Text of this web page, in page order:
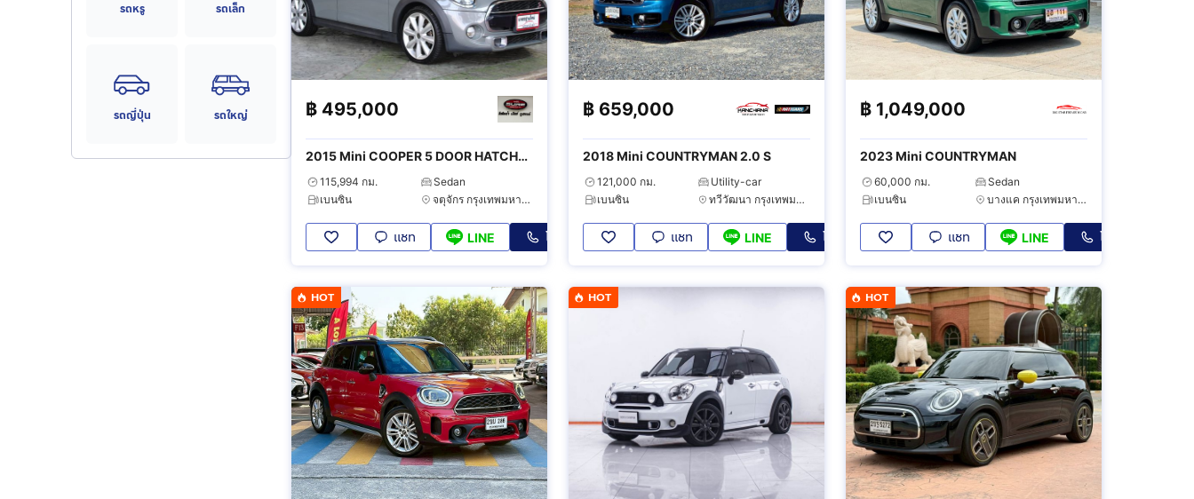
รถหรู รถเล็ก
รถญี่ปุ่น รถใหญ่ ฿ 495,000
2015 Mini COOPER 5 DOOR HATCH
2.0 S
115,994 กม.
Sedan
เบนซิน
จตุจักร กรุงเทพมหานคร
แชท LINE โทร
฿ 659,000
2018 Mini COUNTRYMAN 2.0 S
121,000 กม.
Utility-car
เบนซิน
ทวีวัฒนา กรุงเทพมหานคร
แชท LINE โทร
฿ 1,049,000
2023 Mini COUNTRYMAN
60,000 กม.
Sedan
เบนซิน
บางแค กรุงเทพมหานคร
แชท LINE โทร
HOT HOT HOT